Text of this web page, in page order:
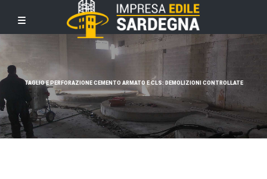
TAGLIO E PERFORAZIONE CEMENTO ARMATO E CLS: DEMOLIZIONI CONTROLLATE